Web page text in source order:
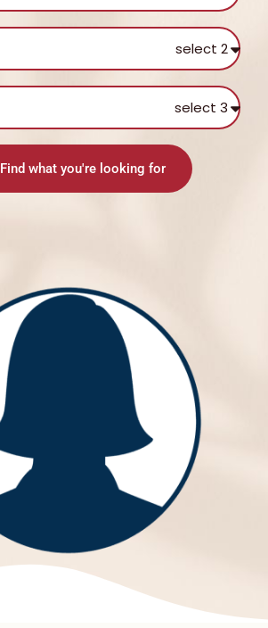
Find what you're looking for